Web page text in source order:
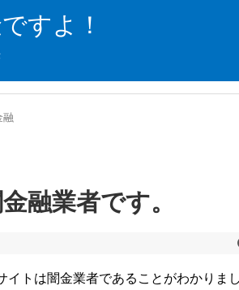
すよ！
融
融業者です。
イトは闇金業者であることがわかりまし